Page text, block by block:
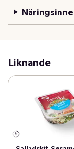
annat! Vårt
situationer.
Liknande